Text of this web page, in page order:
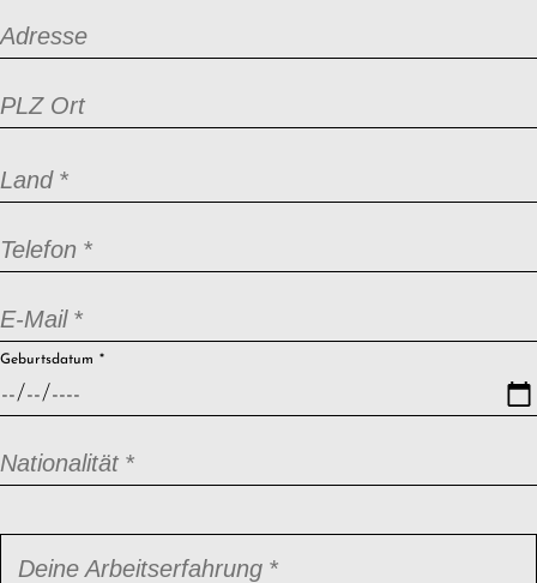
Adresse
PLZ Ort
Pflichtfeld
Land *
Pflichtfeld
Telefon *
Pflichtfeld
E-Mail *
Pflichtfeld
Geburtsdatum *
Pflichtfeld
Nationalität *
Pflichtfeld
Deine Arbeitserfahrung *